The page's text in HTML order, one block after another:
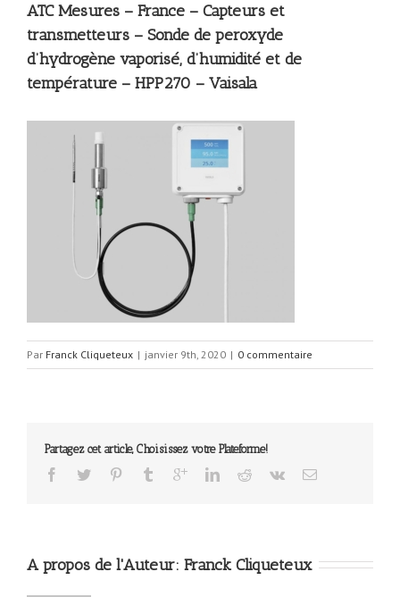
ATC Mesures – France – Capteurs et
transmetteurs – Sonde de peroxyde
d’hydrogène vaporisé, d’humidité et de
température – HPP270 – Vaisala
Par Franck Cliqueteux | janvier 9th, 2020 | 0 commentaire
Partagez cet article, Choisissez votre Plateforme!
A propos de l'Auteur: Franck Cliqueteux